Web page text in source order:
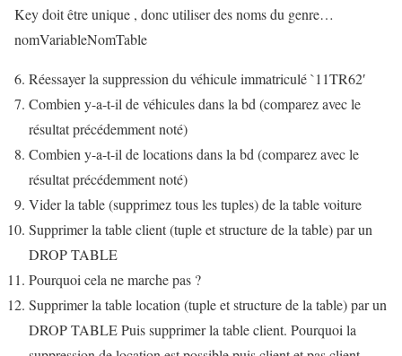
Key doit être unique , donc utiliser des noms du genre…
nomVariableNomTable
Réessayer la suppression du véhicule immatriculé `11TR62′
Combien y-a-t-il de véhicules dans la bd (comparez avec le
résultat précédemment noté)
Combien y-a-t-il de locations dans la bd (comparez avec le
résultat précédemment noté)
Vider la table (supprimez tous les tuples) de la table voiture
Supprimer la table client (tuple et structure de la table) par un
DROP TABLE
Pourquoi cela ne marche pas ?
Supprimer la table location (tuple et structure de la table) par un
DROP TABLE Puis supprimer la table client. Pourquoi la